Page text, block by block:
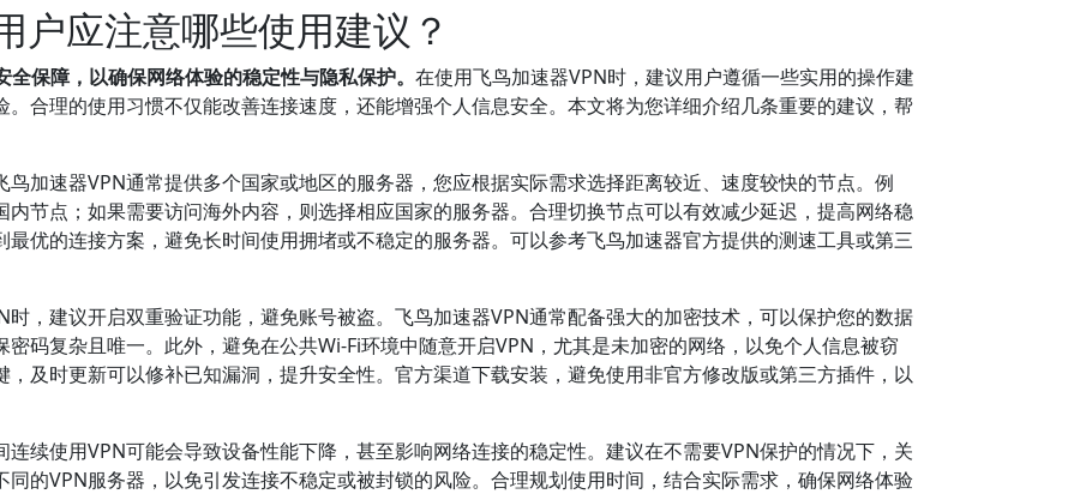
户应注意哪些使用建议？
保障，以确保网络体验的稳定性与隐私保护。 在使用飞鸟加速器VPN时，建议用户遵循一些实用的操作建
合理的使用习惯不仅能改善连接速度，还能增强个人信息安全。本文将为您详细介绍几条重要的建议，帮
加速器VPN通常提供多个国家或地区的服务器，您应根据实际需求选择距离较近、速度较快的节点。例
节点；如果需要访问海外内容，则选择相应国家的服务器。合理切换节点可以有效减少延迟，提高网络稳
优的连接方案，避免长时间使用拥堵或不稳定的服务器。可以参考飞鸟加速器官方提供的测速工具或第三
，建议开启双重验证功能，避免账号被盗。飞鸟加速器VPN通常配备强大的加密技术，可以保护您的数据
码复杂且唯一。此外，避免在公共Wi-Fi环境中随意开启VPN，尤其是未加密的网络，以免个人信息被窃
及时更新可以修补已知漏洞，提升安全性。官方渠道下载安装，避免使用非官方修改版或第三方插件，以
续使用VPN可能会导致设备性能下降，甚至影响网络连接的稳定性。建议在不需要VPN保护的情况下，关
的VPN服务器，以免引发连接不稳定或被封锁的风险。合理规划使用时间，结合实际需求，确保网络体验